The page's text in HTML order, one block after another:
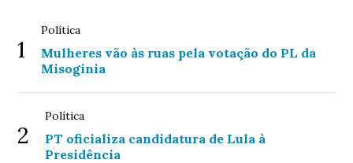
1
Política
Mulheres vão às ruas pela votação do PL da
Misoginia
2
Política
PT oficializa candidatura de Lula à
Presidência